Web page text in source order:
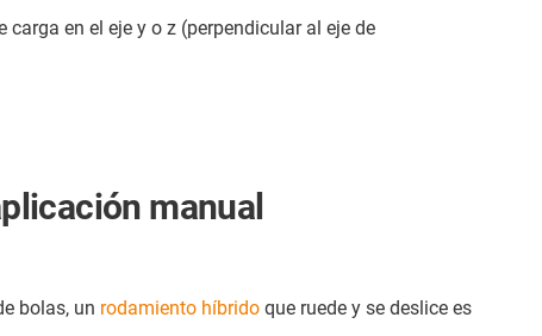
en el eje y o z (perpendicular al eje de
manual
bolas, un rodamiento híbrido que ruede y se deslice es